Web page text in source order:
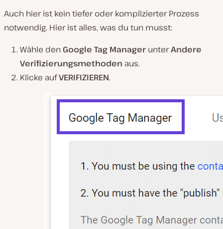
Auch hier ist kein tiefer oder komplizierter Prozess
notwendig. Hier ist alles, was du tun musst:
Wähle den Google Tag Manager unterAndere
Verifizierungsmethoden aus.
Klicke aufVERIFIZIEREN.